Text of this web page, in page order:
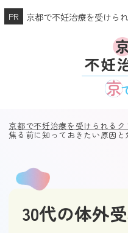
京都で不妊治療を受けら
京都で不妊治療を受けられる
焦る前に知っておきたい原因と
30代の体外